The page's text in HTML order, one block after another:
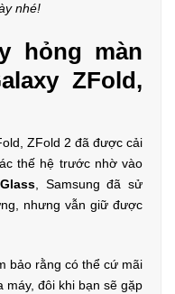
nhé!
hỏng màn
ZFold,
ZFold 2 đã được cải
thế hệ trước nhờ vào
, Samsung đã sử
nhưng vẫn giữ được
bảo rằng có thể cứ mãi
máy, đôi khi bạn sẽ gặp